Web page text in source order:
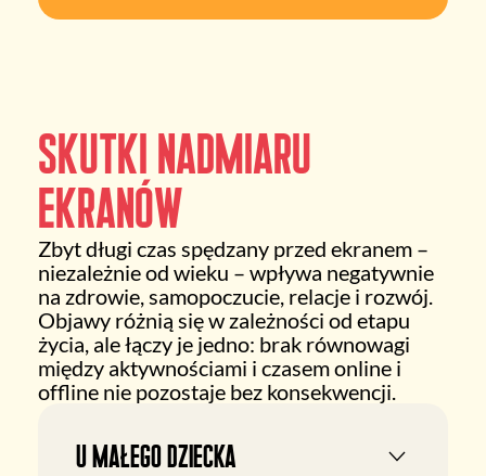
Skutki nadmiaru
ekranów
Zbyt długi czas spędzany przed ekranem –
niezależnie od wieku – wpływa negatywnie
na zdrowie, samopoczucie, relacje i rozwój.
Objawy różnią się w zależności od etapu
życia, ale łączy je jedno: brak równowagi
między aktywnościami i czasem online i
offline nie pozostaje bez konsekwencji.
U małego dziecka